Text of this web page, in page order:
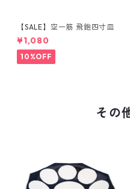
【SALE】空一筋 飛鉋四寸皿
¥1,080
10%OFF
その